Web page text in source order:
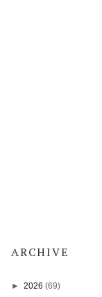
ARCHIVE
► 2026 (69)